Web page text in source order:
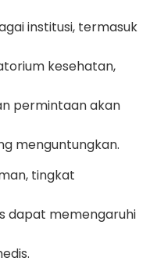
institusi, termasuk
kesehatan,
permintaan akan
menguntungkan.
tingkat
dapat memengaruhi